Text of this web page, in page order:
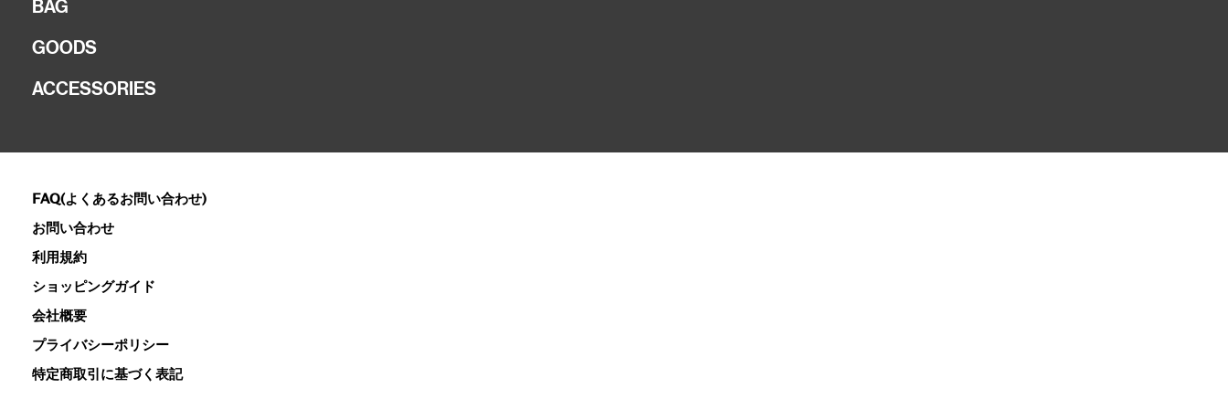
BAG
GOODS
ACCESSORIES
FAQ(よくあるお問い合わせ)
お問い合わせ
利用規約
ショッピングガイド
会社概要
プライバシーポリシー
特定商取引に基づく表記